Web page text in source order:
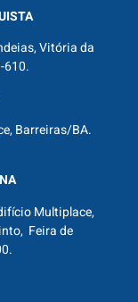
Vitória da
610.
Barreiras/BA.
Multiplace,
Feira de